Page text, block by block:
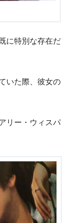
に特別な存在だ
いた際、彼女の
リー・ウィスパ